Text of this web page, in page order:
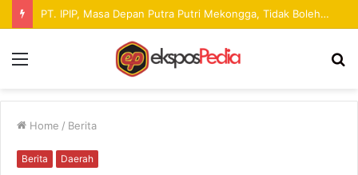
Pekan Raya ANTAM Hadirkan Ruang Promosi UMKM dan Hiburan bagi Masyarakat
Home / Berita
Berita Daerah